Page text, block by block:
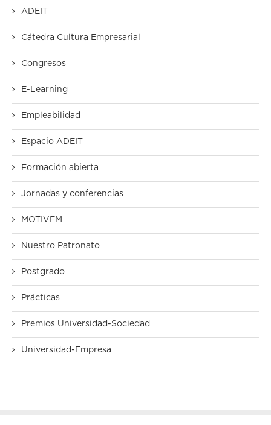
ADEIT
Cátedra Cultura Empresarial
Congresos
E-Learning
Empleabilidad
Espacio ADEIT
Formación abierta
Jornadas y conferencias
MOTIVEM
Nuestro Patronato
Postgrado
Prácticas
Premios Universidad-Sociedad
Universidad-Empresa